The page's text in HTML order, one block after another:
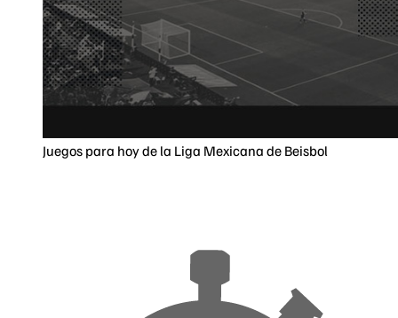
Juegos para hoy de la Liga Mexicana de Beisbol